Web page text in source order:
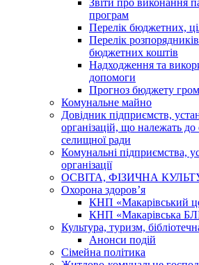
Звіти про виконання
програм
Перелік бюджетних,
Перелік
бюджетних коштів
Надходження та
допомоги
Прогноз бюджету
Комунальне майно
Довідник підприємств,
організацій, що належать
селищної ради
Комунальні підприємства,
організації
ОСВІТА, ФІЗИЧНА
Охорона здоров’я
КНП «Макарівський
КНП «Макарівська
Культура, туризм,
Анонси подій
Сімейна політика